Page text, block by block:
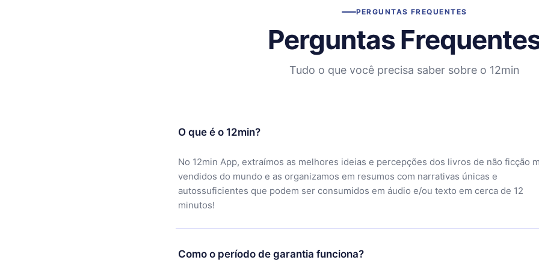
PERGUNTAS FREQUENTES
Perguntas
Tudo o que você precisa saber sobre o 12min
O que é o 12min?
No 12min App, extraímos as melhores ideias e percepções dos livros de não ficção
vendidos do mundo e as organizamos em resumos com narrativas únicas e
autossuficientes que podem ser consumidos em áudio e/ou texto em cerca de 12
minutos!
Como o período de garantia funciona?